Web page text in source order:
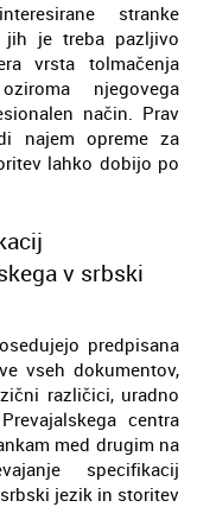
stranke
jih je treba pazljivo
vrsta tolmačenja
njegovega
način. Prav
najem opreme za
lahko dobijo po
v srbski
predpisana
vseh dokumentov,
različici, uradno
centra
med drugim na
specifikacij
jezik in storitev